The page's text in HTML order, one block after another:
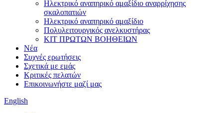
Ηλεκτρικό αναπηρικό αμαξίδιο αναρρίχησης
σκαλοπατιών
Ηλεκτρικό αναπηρικό αμαξίδιο
Πολυλειτουργικός ανελκυστήρας
ΚΙΤ ΠΡΩΤΩΝ ΒΟΗΘΕΙΩΝ
Νέα
Συχνές ερωτήσεις
Σχετικά με εμάς
Κριτικές πελατών
Επικοινωνήστε μαζί μας
English